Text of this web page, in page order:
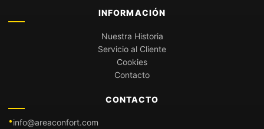
INFORMACIÓN
Nuestra Historia
Servicio al Cliente
Cookies
Contacto
CONTACTO
info@areaconfort.com